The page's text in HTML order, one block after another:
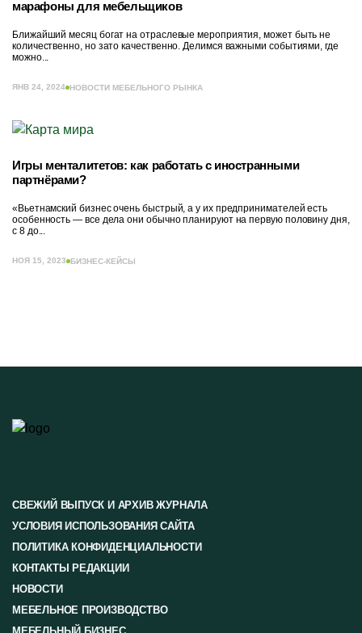
марафоны для мебельщиков
Ближайший месяц богат на отраслевые мероприятия, может быть не
количественно, но зато качественно. Делимся важными событиями, где
можно...
ЯНВ 24, 2024 НОВОСТИ МЕБЕЛЬНОГО РЫНКА
Игры менталитетов: как работать с иностранными
партнёрами?
«Вьетнамский бизнес очень быстрый, а у их предпринимателей есть
особенность — все дела они обычно планируют на первую половину дня,
с 8 до...
НОЯ 15, 2023 БИЗНЕС-КЕЙСЫ
СВЕЖИЙ ВЫПУСК И АРХИВ ЖУРНАЛА
УСЛОВИЯ ИСПОЛЬЗОВАНИЯ САЙТА
ПОЛИТИКА КОНФИДЕНЦИАЛЬНОСТИ
КОНТАКТЫ РЕДАКЦИИ
НОВОСТИ
МЕБЕЛЬНОЕ ПРОИЗВОДСТВО